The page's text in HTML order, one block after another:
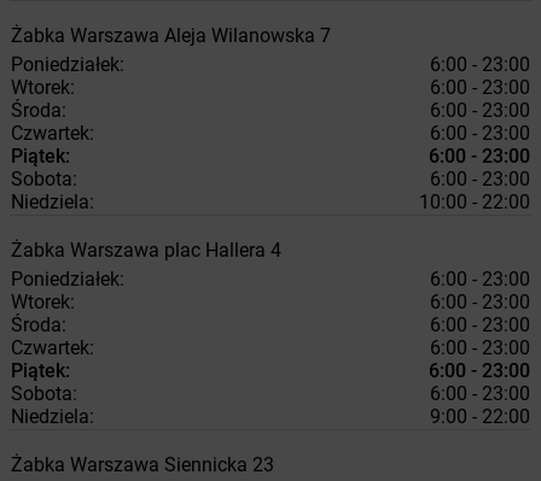
Żabka Warszawa Aleja Wilanowska 7
Poniedziałek:
6:00 - 23:00
Wtorek:
6:00 - 23:00
Środa:
6:00 - 23:00
Czwartek:
6:00 - 23:00
Piątek:
6:00 - 23:00
Sobota:
6:00 - 23:00
Niedziela:
10:00 - 22:00
Żabka Warszawa plac Hallera 4
Poniedziałek:
6:00 - 23:00
Wtorek:
6:00 - 23:00
Środa:
6:00 - 23:00
Czwartek:
6:00 - 23:00
Piątek:
6:00 - 23:00
Sobota:
6:00 - 23:00
Niedziela:
9:00 - 22:00
Żabka Warszawa Siennicka 23